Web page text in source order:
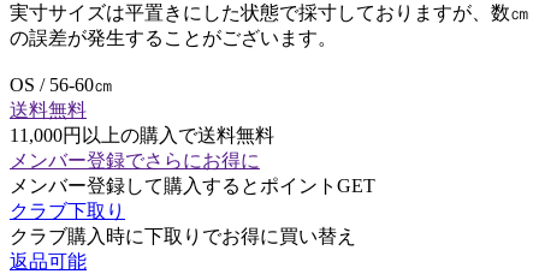
実寸サイズは平置きにした状態で採寸しておりますが、数㎝
の誤差が発生することがございます。
OS / 56-60㎝
送料無料
11,000円以上の購入で送料無料
メンバー登録でさらにお得に
メンバー登録して購入するとポイントGET
クラブ下取り
クラブ購入時に下取りでお得に買い替え
返品可能